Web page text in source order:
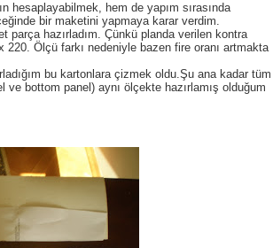
hem de yapım sırasında
bir maketini yapmaya karar verdim.
parça hazırladım. Çünkü planda verilen kontra
Ölçü farkı nedeniyle bazen fire oranı artmakta
bu kartonlara çizmek oldu.Şu ana kadar tüm
bottom panel) aynı ölçekte hazırlamış olduğum